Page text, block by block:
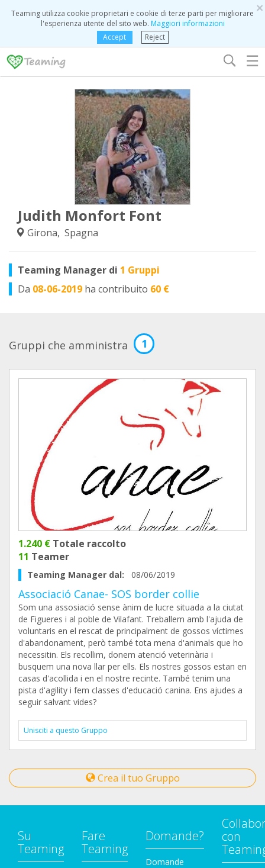
×
Teaming utilizza cookie proprietari e cookie di terze parti per migliorare
l'esperienza utente del sito web. Maggiori informazioni
Accept
Reject
☰
Judith Monfort Font
Girona, Spagna
Teaming Manager di 1 Gruppi
Da 08-06-2019 ha contribuito 60 €
Gruppi che amministra 1
1.240 € Totale raccolto
11 Teamer
Teaming Manager dal: 08/06/2019
Associació Canae- SOS border collie
Som una assosiació sense ànim de lucre situada a la ciutat
de Figueres i al poble de Vilafant. Treballem amb l'ajuda de
voluntaris en el rescat de principalment de gossos víctimes
d'abandonament, però també tota mena d'animals que ho
necessitin. Els recollim, donem atenció veterinària i
busquem una nova llar per ells. Els nostres gossos estan en
casas d'acollida i en el nostre recinte. També tenim una
pista d'agility i fem classes d'educació canina. Ens ajudes a
seguir salvant vides?
Unisciti a questo Gruppo
Crea il tuo Gruppo
Su
Teaming
Fare
Teaming
Domande?
Domande
con